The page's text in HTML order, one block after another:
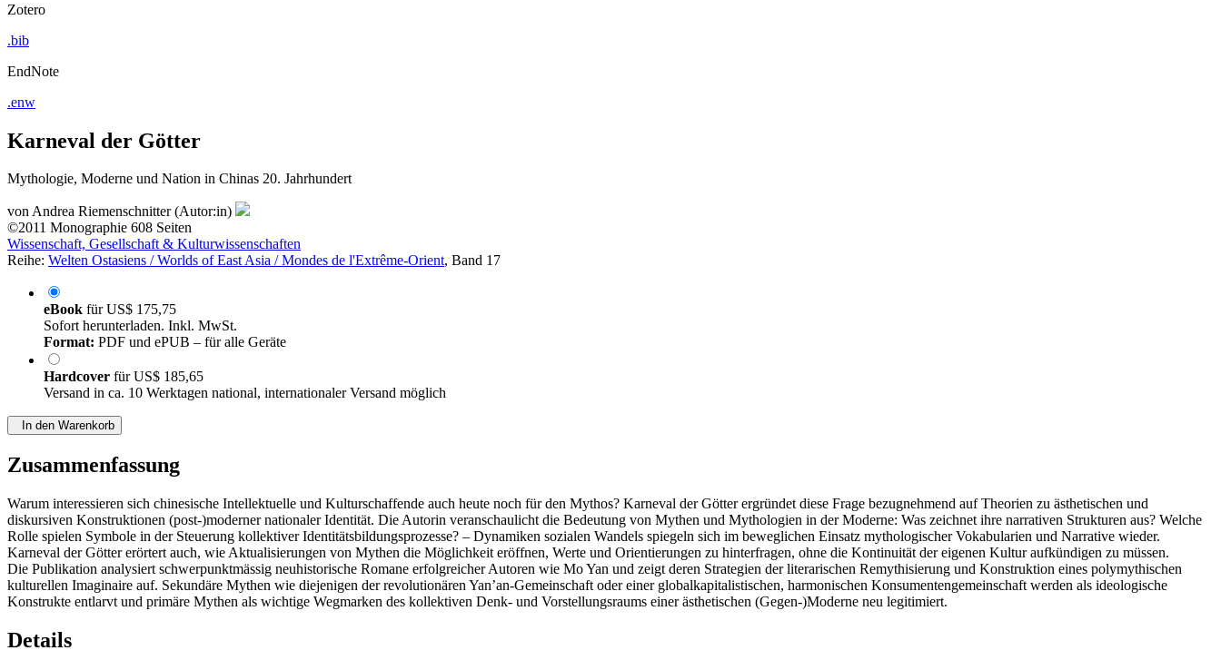
Zotero
.bib
EndNote
.enw
Karneval der Götter
Mythologie, Moderne und Nation in Chinas 20. Jahrhundert
vonAndrea Riemenschnitter (Autor:in)
©2011 Monographie 608 Seiten
Wissenschaft, Gesellschaft & Kulturwissenschaften
Reihe: Welten Ostasiens / Worlds of East Asia / Mondes de l'Extrême-Orient, Band 17
eBook fürUS$ 175,75
Sofort herunterladen. Inkl. MwSt.
Format: PDF und ePUB – für alle Geräte
Hardcover fürUS$ 185,65
Versand in ca. 10 Werktagen national, internationaler Versand möglich
In den Warenkorb
Zusammenfassung
Warum interessieren sich chinesische Intellektuelle und Kulturschaffende auch heute noch für den Mythos? Karneval der Götter ergründet diese Frage bezugnehmend auf Theorien zu ästhetischen und
diskursiven Konstruktionen (post-)moderner nationaler Identität. Die Autorin veranschaulicht die Bedeutung von Mythen und Mythologien in der Moderne: Was zeichnet ihre narrativen Strukturen aus? Welche
Rolle spielen Symbole in der Steuerung kollektiver Identitätsbildungsprozesse? – Dynamiken sozialen Wandels spiegeln sich im beweglichen Einsatz mythologischer Vokabularien und Narrative wieder.
Karneval der Götter erörtert auch, wie Aktualisierungen von Mythen die Möglichkeit eröffnen, Werte und Orientierungen zu hinterfragen, ohne die Kontinuität der eigenen Kultur aufkündigen zu müssen.
Die Publikation analysiert schwerpunktmässig neuhistorische Romane erfolgreicher Autoren wie Mo Yan und zeigt deren Strategien der literarischen Remythisierung und Konstruktion eines polymythischen
kulturellen Imaginaire auf. Sekundäre Mythen wie diejenigen der revolutionären Yan’an-Gemeinschaft oder einer globalkapitalistischen, harmonischen Konsumentengemeinschaft werden als ideologische
Konstrukte entlarvt und primäre Mythen als wichtige Wegmarken des kollektiven Denk- und Vorstellungsraums einer ästhetischen (Gegen-)Moderne neu legitimiert.
Details